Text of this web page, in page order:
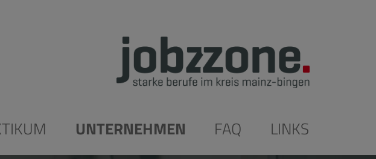
UNTERNEHMEN FAQ LINKS